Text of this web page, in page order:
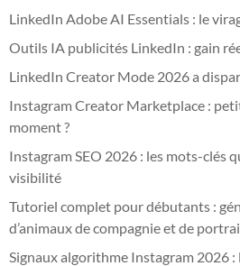
LinkedIn Adobe AI Essentials : le
Outils IA publicités LinkedIn : gain
LinkedIn Creator Mode 2026 a
Instagram Creator Marketplace :
moment ?
Instagram SEO 2026 : les mots-clés
visibilité
Tutoriel complet pour débutants :
d’animaux de compagnie et de
Signaux algorithme Instagram 2026